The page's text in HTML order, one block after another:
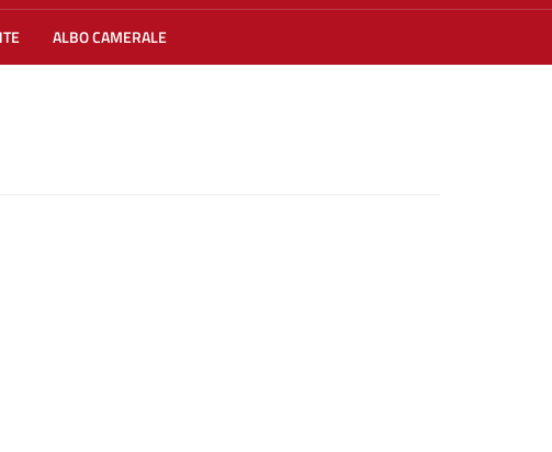
stai
ALBO CAMERALE